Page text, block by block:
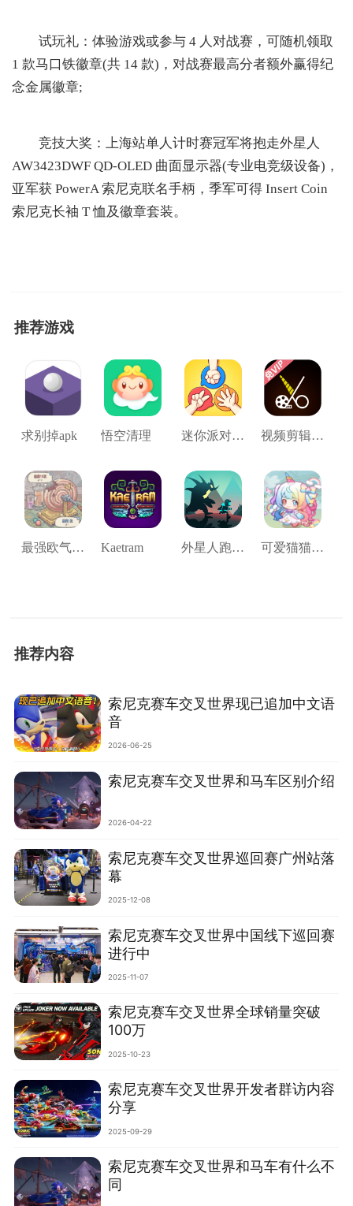
试玩礼：体验游戏或参与 4 人对战赛，可随机领取
1 款马口铁徽章(共 14 款)，对战赛最高分者额外赢得纪
念金属徽章;
竞技大奖：上海站单人计时赛冠军将抱走外星人
AW3423DWF QD-OLED 曲面显示器(专业电竞级设备)，
亚军获 PowerA 索尼克联名手柄，季军可得 Insert Coin
索尼克长袖 T 恤及徽章套装。
推荐游戏
求别掉apk 悟空清理 迷你派对最新版 视频剪辑工具
最强欧气模拟 Kaetram 外星人跑酷3d 可爱猫猫乐园
推荐内容
索尼克赛车交叉世界现已追加中文语
音
2026-06-25
索尼克赛车交叉世界和马车区别介绍
2026-04-22
索尼克赛车交叉世界巡回赛广州站落
幕
2025-12-08
索尼克赛车交叉世界中国线下巡回赛
进行中
2025-11-07
索尼克赛车交叉世界全球销量突破
100万
2025-10-23
索尼克赛车交叉世界开发者群访内容
分享
2025-09-29
索尼克赛车交叉世界和马车有什么不
同